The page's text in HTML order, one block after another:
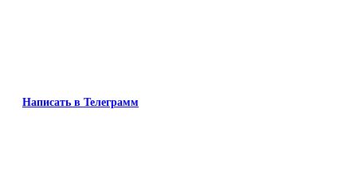
Написать в Телеграмм